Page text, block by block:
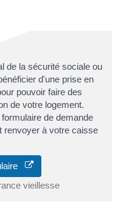
de la sécurité sociale ou
d'une prise en
pouvoir faire des
de votre logement.
de demande
renvoyer à votre caisse
vieillesse